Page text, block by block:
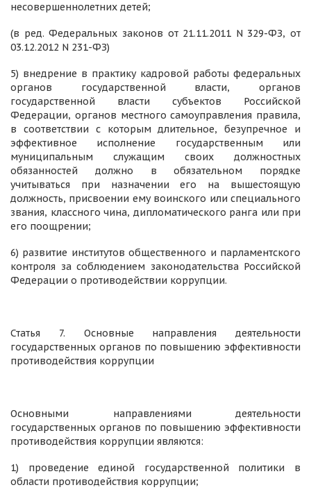
несовершеннолетних детей;
(в ред. Федеральных законов от 21.11.2011 N 329-ФЗ, от
03.12.2012 N 231-ФЗ)
5) внедрение в практику кадровой работы федеральных
органов государственной власти, органов
государственной власти субъектов Российской
Федерации, органов местного самоуправления правила,
в соответствии с которым длительное, безупречное и
эффективное исполнение государственным или
муниципальным служащим своих должностных
обязанностей должно в обязательном порядке
учитываться при назначении его на вышестоящую
должность, присвоении ему воинского или специального
звания, классного чина, дипломатического ранга или при
его поощрении;
6) развитие институтов общественного и парламентского
контроля за соблюдением законодательства Российской
Федерации о противодействии коррупции.
Статья 7. Основные направления деятельности
государственных органов по повышению эффективности
противодействия коррупции
Основными направлениями деятельности
государственных органов по повышению эффективности
противодействия коррупции являются:
1) проведение единой государственной политики в
области противодействия коррупции;